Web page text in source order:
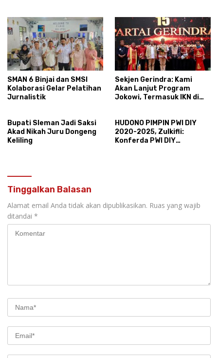
SMAN 6 Binjai dan SMSI
Kolaborasi Gelar Pelatihan
Jurnalistik
Sekjen Gerindra: Kami
Akan Lanjut Program
Jokowi, Termasuk IKN di
Bupati Sleman Jadi Saksi
Akad Nikah Juru Dongeng
Keliling
HUDONO PIMPIN PWI DIY
2020-2025, Zulkifli:
Konferda PWI DIY
Tinggalkan Balasan
Alamat email Anda tidak akan dipublikasikan. Ruas yang wajib
ditandai *